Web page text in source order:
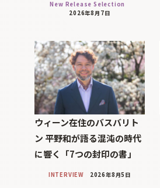
New Release Selection
2026年8月7日
ウィーン在住のバスバリト
ン 平野和が語る混沌の時代
に響く「7つの封印の書」
INTERVIEW 2026年8月5日